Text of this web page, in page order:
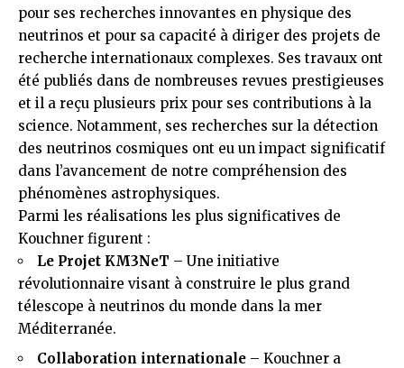
pour ses recherches innovantes en physique des
neutrinos et pour sa capacité à diriger des projets de
recherche internationaux complexes. Ses travaux ont
été publiés dans de nombreuses revues prestigieuses
et il a reçu plusieurs prix pour ses contributions à la
science. Notamment, ses recherches sur la détection
des neutrinos cosmiques ont eu un impact significatif
dans l’avancement de notre compréhension des
phénomènes astrophysiques.
Parmi les réalisations les plus significatives de
Kouchner figurent :
Le Projet KM3NeT – Une initiative
révolutionnaire visant à construire le plus grand
télescope à neutrinos du monde dans la mer
Méditerranée.
Collaboration internationale – Kouchner a